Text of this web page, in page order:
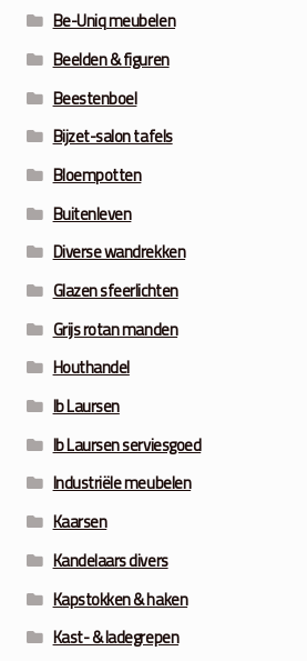
Be-Uniq meubelen
Beelden & figuren
Beestenboel
Bijzet-salon tafels
Bloempotten
Buitenleven
Diverse wandrekken
Glazen sfeerlichten
Grijs rotan manden
Houthandel
Ib Laursen
Ib Laursen serviesgoed
Industriële meubelen
Kaarsen
Kandelaars divers
Kapstokken & haken
Kast- & ladegrepen